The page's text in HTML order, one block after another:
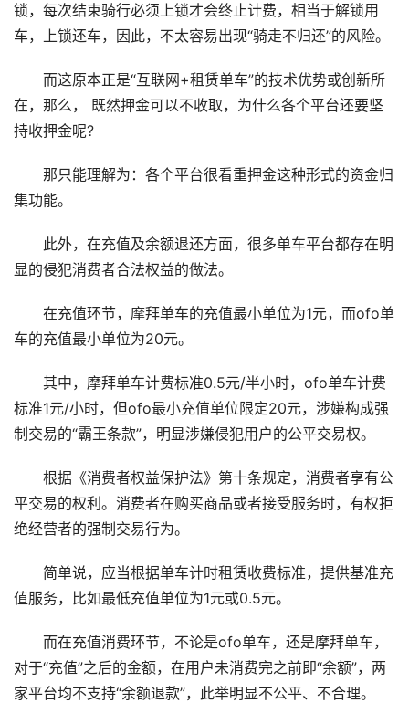
锁，每次结束骑行必须上锁才会终止计费，相当于解锁用
车，上锁还车，因此，不太容易出现“骑走不归还”的风险。
而这原本正是“互联网+租赁单车”的技术优势或创新所
在，那么， 既然押金可以不收取，为什么各个平台还要坚
持收押金呢?
那只能理解为：各个平台很看重押金这种形式的资金归
集功能。
此外，在充值及余额退还方面，很多单车平台都存在明
显的侵犯消费者合法权益的做法。
在充值环节，摩拜单车的充值最小单位为1元，而ofo单
车的充值最小单位为20元。
其中，摩拜单车计费标准0.5元/半小时，ofo单车计费
标准1元/小时，但ofo最小充值单位限定20元，涉嫌构成强
制交易的“霸王条款”，明显涉嫌侵犯用户的公平交易权。
根据《消费者权益保护法》第十条规定，消费者享有公
平交易的权利。消费者在购买商品或者接受服务时，有权拒
绝经营者的强制交易行为。
简单说，应当根据单车计时租赁收费标准，提供基准充
值服务，比如最低充值单位为1元或0.5元。
而在充值消费环节，不论是ofo单车，还是摩拜单车，
对于“充值”之后的金额，在用户未消费完之前即“余额”，两
家平台均不支持“余额退款”，此举明显不公平、不合理。